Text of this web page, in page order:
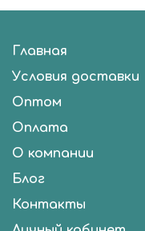
Главная
Условия доставки
Оптом
Оплата
О компании
Блог
Контакты